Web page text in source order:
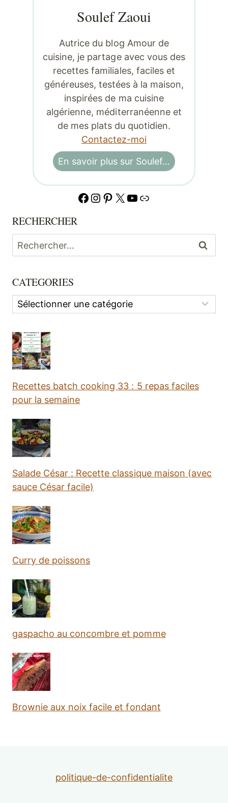
Soulef Zaoui
Autrice du blog Amour de
cuisine, je partage avec vous des
recettes familiales, faciles et
généreuses, testées à la maison,
inspirées de ma cuisine
algérienne, méditerranéenne et
de mes plats du quotidien.
Contactez-moi
En savoir plus sur Soulef…
Facebook
Instagram
Pinterest
X YouTube
Lien
RECHERCHER
Rechercher :
CATEGORIES
Categories
Recettes batch cooking 33 : 5 repas faciles
pour la semaine
Salade César : Recette classique maison (avec
sauce César facile)
Curry de poissons
gaspacho au concombre et pomme
Brownie aux noix facile et fondant
politique-de-confidentialite